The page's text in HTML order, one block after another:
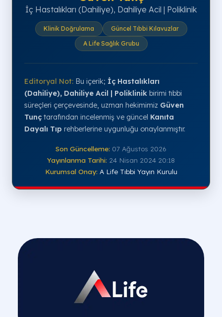
İç Hastalıkları (Dahiliye), Dahiliye Acil | Poliklinik
Klinik Doğrulama
Güncel Tıbbi Kılavuzlar
A Life Sağlık Grubu
Editoryal Not: Bu içerik; İç Hastalıkları
(Dahiliye), Dahiliye Acil | Poliklinik birimi tıbbi
süreçleri çerçevesinde, uzman hekimimiz Güven
Tunç tarafından incelenmiş ve güncel Kanıta
Dayalı Tıp rehberlerine uygunluğu onaylanmıştır.
Son Güncelleme: 07 Ağustos 2026
Yayınlanma Tarihi: 24 Nisan 2024 20:18
Kurumsal Onay: A Life Tıbbi Yayın Kurulu